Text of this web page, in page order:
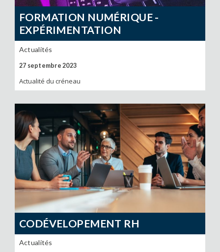
FORMATION NUMÉRIQUE -
EXPÉRIMENTATION
Actualités
27 septembre 2023
Actualité du créneau
CODÉVELOPEMENT RH
Actualités